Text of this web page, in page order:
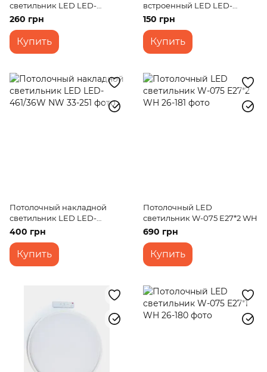
светильник LED LED-
471/20W CW IP44
260 грн
Купить
встроенный LED LED-
46R/10W NW
150 грн
Купить
Потолочный накладной
светильник LED LED-
461/36W NW
400 грн
Купить
Потолочный LED
светильник W-075 E27*2 WH
690 грн
Купить